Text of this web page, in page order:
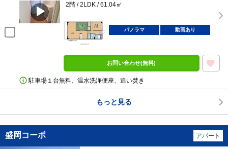
2階 / 2LDK / 61.04㎡
パノラマ 動画あり
お問い合わせ(無料)
駐車場１台無料、温水洗浄便座、追い焚き
もっと見る
盛岡コーポ アパート